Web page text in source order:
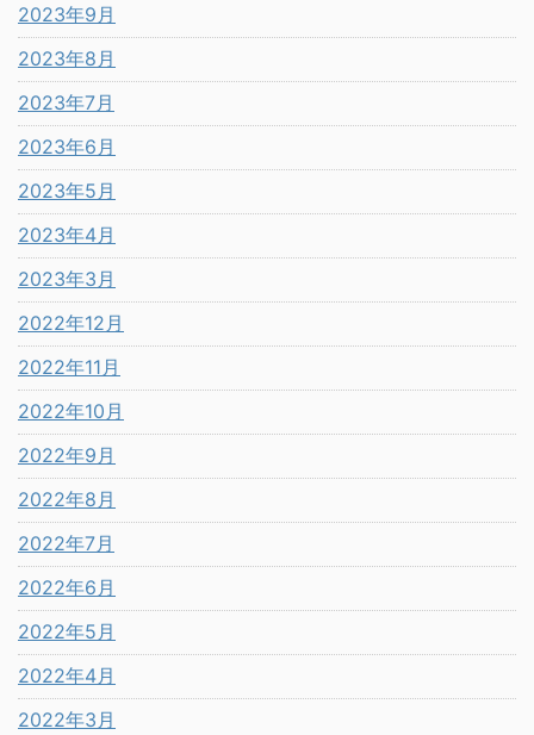
2023年9月
2023年8月
2023年7月
2023年6月
2023年5月
2023年4月
2023年3月
2022年12月
2022年11月
2022年10月
2022年9月
2022年8月
2022年7月
2022年6月
2022年5月
2022年4月
2022年3月